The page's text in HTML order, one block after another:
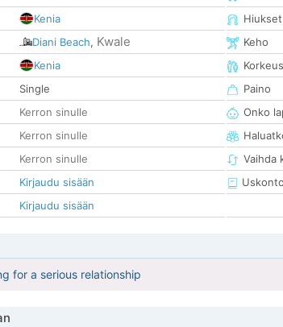
Kenia
Diani Beach, Kwale
Kenia
Single
Kerron sinulle
Kerron sinulle
Kerron sinulle
Kirjaudu sisään
Kirjaudu sisään
Hiukset
Keho
Korkeus
Paino
Onko
Vaihda
Uskonto
for a serious relationship